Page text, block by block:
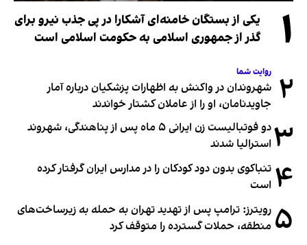
۱
یکی از بستگان خامنه‌ای آشکارا در پی جذب نیرو برای
گذر از جمهوری اسلامی به حکومت اسلامی است
۲ روایت شما
شهروندان در واکنش به اظهارات پزشکیان درباره آمار
جاویدنامان، او را از عاملان کشتار خواندند
۳
دو فوتبالیست زن ایرانی ۵ ماه پس از پناهندگی، شهروند
استرالیا شدند
۴ تنباکوی بدون دود کودکان را در مدارس ایران گرفتار کرده
است
۵ رویترز: ترامپ پس از تهدید تهران به حمله به زیرساخت‌های
منطقه، حملات گسترده را متوقف کرد